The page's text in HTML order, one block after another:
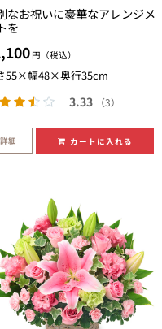
なお祝いに豪華なアレンジメ
を
円（税込）
55×幅48×奥行35cm
3.33 （3）
詳細 カートに入れる